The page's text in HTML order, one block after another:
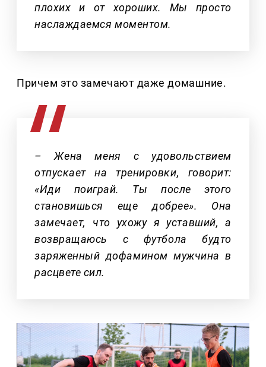
плохих и от хороших. Мы просто
наслаждаемся моментом.
Причем это замечают даже домашние.
– Жена меня с удовольствием
отпускает на тренировки, говорит:
«Иди поиграй. Ты после этого
становишься еще добрее». Она
замечает, что ухожу я уставший, а
возвращаюсь с футбола будто
заряженный дофамином мужчина в
расцвете сил.